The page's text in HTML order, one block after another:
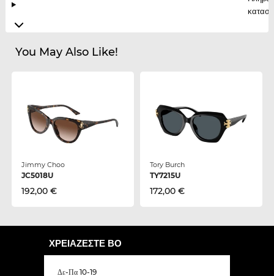
You May Also Like!
Jimmy Choo
JC5018U
192,00 €
Tory Burch
TY7215U
172,00 €
ΧΡΕΙΆΖΕΣΤΕ ΒΟ
Δε-Πα 10-19